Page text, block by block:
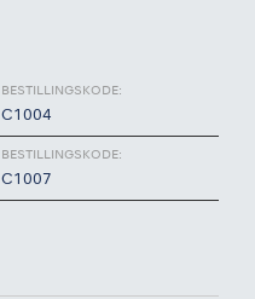
BESTILLINGSKODE:
C1004
BESTILLINGSKODE:
C1007